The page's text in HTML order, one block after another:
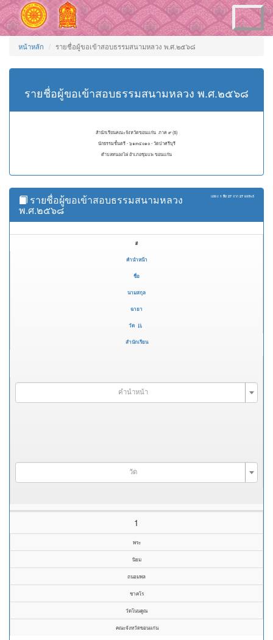
Toggle
navigation
หน้าหลัก รายชื่อผู้ขอเข้าสอบธรรมสนามหลวง พ.ศ.๒๕๖๘
รายชื่อผู้ขอเข้าสอบธรรมสนามหลวง พ.ศ.๒๕๖๘
สำนักเรียนคณะจังหวัดขอนแก่น ภาค ๙ (ธ)
นักธรรมชั้นตรี - ๖๑๓๔๐๑๐ - วัดป่าศรีบุรี
ตำบลหนองไผ่ อำเภอชุมแพ ขอนแก่น
แสดง 1 ถึง 27 จาก 27 ผลลัพธ์
รายชื่อผู้ขอเข้าสอบธรรมสนามหลวง
พ.ศ.๒๕๖๘
#
คำนำหน้า
ชื่อ
นามสกุล
ฉายา
วัด
สำนักเรียน
คำนำหน้า
วัด
1
พระ
นิยม
ถนอมพล
ชาคโร
วัดโนนคูณ
คณะจังหวัดขอนแก่น